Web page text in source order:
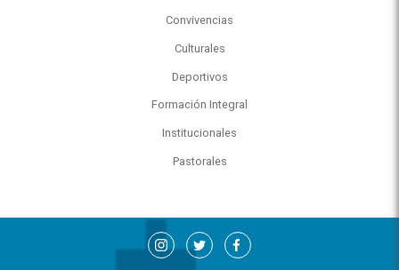
Convivencias
Culturales
Deportivos
Formación Integral
Institucionales
Pastorales